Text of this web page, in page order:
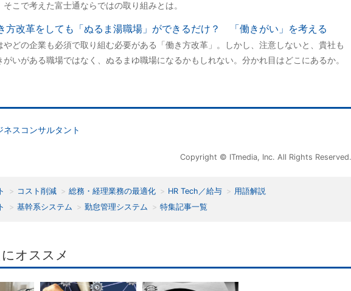
そこで考えた富士通ならではの取り組みとは。
方改革をしても「ぬるま湯職場」ができるだけ？ 「働きがい」を考える
やどの企業も必須で取り組む必要がある「働き方改革」。しかし、注意しないと、貴社も
がいがある職場ではなく、ぬるまゆ職場になるかもしれない。分かれ目はどこにあるか。
ネスコンサルタント
Copyright © ITmedia, Inc. All Rights Reserved.
コスト削減 総務・経理業務の最適化 HR Tech／給与
用語解説
基幹系システム 勤怠管理システム 特集記事一覧